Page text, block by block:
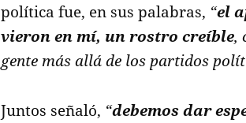
política fue, en sus palabras, “el
vieron en mí, un rostro creíble,
gente más allá de los partidos
Juntos señaló, “debemos dar